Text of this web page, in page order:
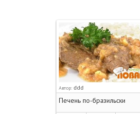
Автор: ddd
Печень по-бразильски